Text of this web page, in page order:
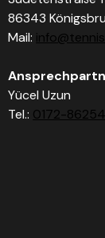
86343
Mail:
Yücel Uzun
Tel.: 0172-